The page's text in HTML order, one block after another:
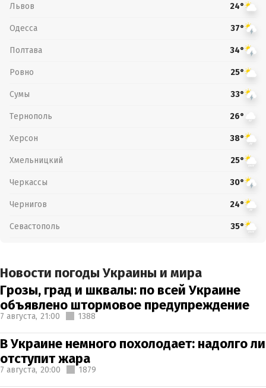
Львов 24°
Одесса 37°
Полтава 34°
Ровно 25°
Сумы 33°
Тернополь 26°
Херсон 38°
Хмельницкий 25°
Черкассы 30°
Чернигов 24°
Севастополь 35°
Новости погоды Украины и мира
Грозы, град и шквалы: по всей Украине
объявлено штормовое предупреждение
7 августа, 21:00 1388
В Украине немного похолодает: надолго ли
отступит жара
7 августа, 20:00 1879